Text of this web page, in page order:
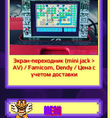
Экран-переходник (mini jack >
AV) / Famicom, Dendy / Цена с
учетом доставки
MENU